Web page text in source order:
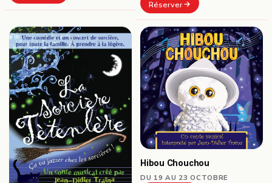
Réserver
Hibou Chouchou
DU 19 AU 23 OCTOBRE